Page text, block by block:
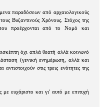
παραδόσεων από αρχαιολογικούς
Βυζαντινούς Χρόνους. Στόχος της
που προέρχονται από το Νομό και
όχι απλά θεατή αλλά κοινωνό
(γενική ενημέρωση, αλλά και
στις τρεις ενότητες της
ευχάριστο και γι' αυτό με επιτυχή